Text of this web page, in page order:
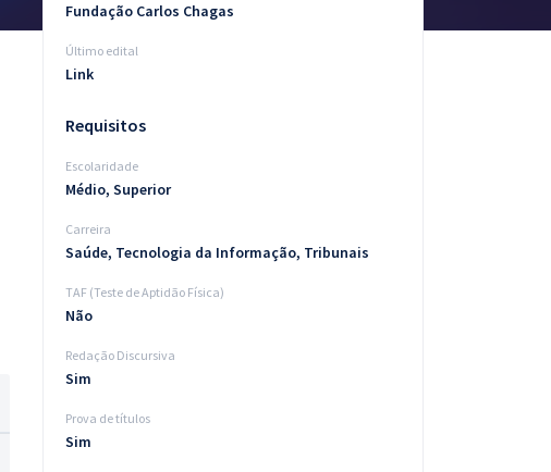
Fundação Carlos Chagas
Último edital
Link
Requisitos
Escolaridade
Médio, Superior
Carreira
Saúde, Tecnologia da Informação, Tribunais
TAF (Teste de Aptidão Física)
Não
Redação Discursiva
Sim
Prova de títulos
Sim